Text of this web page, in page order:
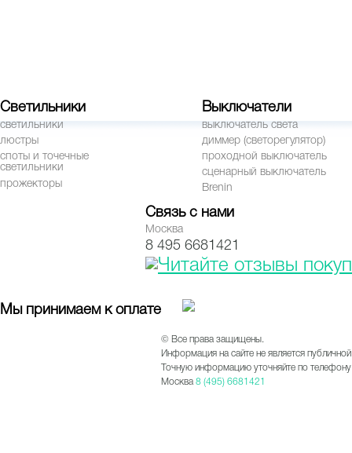
Светильники
светильники
люстры
споты и точечные
светильники
прожекторы
Выключатели
выключатель света
диммер (светорегулятор)
проходной выключатель
сценарный выключатель
Brenin
Связь с нами
Москва
8 495 6681421
Мы принимаем к оплате
© Все права защищены.
Информация на сайте не является
Точную информацию уточняйте по телефону
Москва 8 (495) 6681421